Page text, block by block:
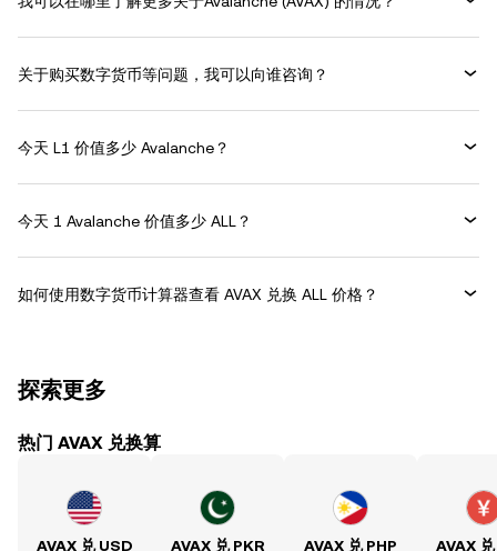
关于购买数字货币等问题，我可以向谁咨询？
今天 L1 价值多少 Avalanche？
今天 1 Avalanche 价值多少 ALL？
如何使用数字货币计算器查看 AVAX 兑换 ALL 价格？
探索更多
热门 AVAX 兑换算
AVAX 兑 USD AVAX 兑 PKR AVAX 兑 PHP AVAX